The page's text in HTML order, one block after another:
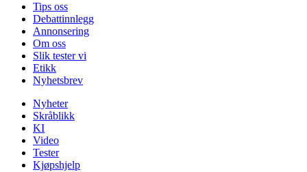
Tips oss
Debattinnlegg
Annonsering
Om oss
Slik tester vi
Etikk
Nyhetsbrev
Nyheter
Skråblikk
KI
Video
Tester
Kjøpshjelp